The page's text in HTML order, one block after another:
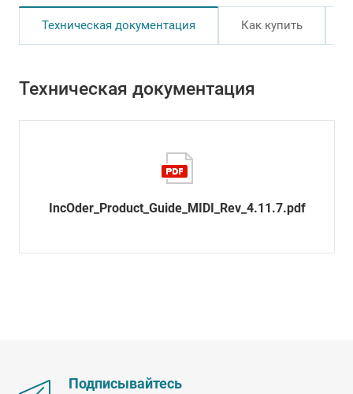
Техническая документация Как купить
Техническая документация
IncOder_Product_Guide_MIDI_Rev_4.11.7.pdf
Подписывайтесь